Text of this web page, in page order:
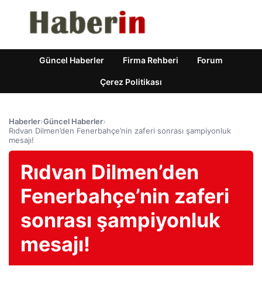
Güncel Haberler Firma Rehberi Forum
Çerez Politikası
Haberler›Güncel Haberler›
Rıdvan Dilmen’den Fenerbahçe’nin zaferi sonrası şampiyonluk
mesajı!
Rıdvan Dilmen’den
Fenerbahçe’nin zaferi
sonrası şampiyonluk
mesajı!